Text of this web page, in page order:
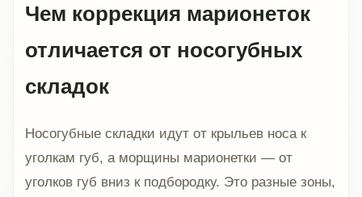
Чем коррекция марионеток
отличается от носогубных
складок
Носогубные складки идут от крыльев носа к
уголкам губ, а морщины марионетки — от
уголков губ вниз к подбородку. Это разные зоны,